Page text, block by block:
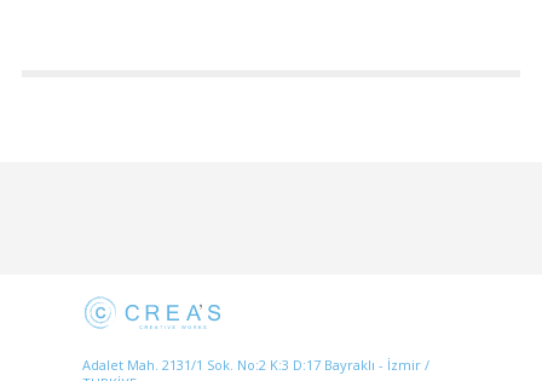
Adalet Mah. 2131/1 Sok. No:2 K:3 D:17 Bayraklı - İzmir /